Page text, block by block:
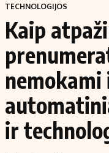
TECHNOLOGIJOS
Kaip
nemokami
ir